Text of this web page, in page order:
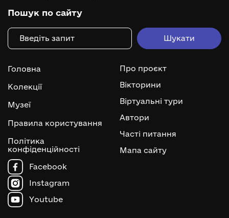
Пошук по сайту
Головна
Колекції
Музеї
Правила користування
Політика
конфіденційності
Про проєкт
Вікторини
Віртуальні тури
Автори
Часті питання
Мапа сайту
Facebook
Instagram
Youtube